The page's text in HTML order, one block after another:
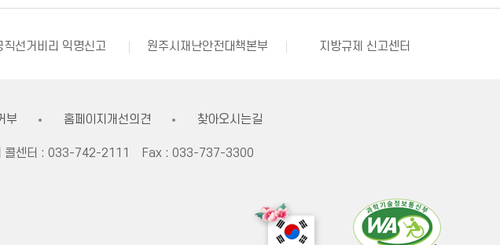
소비자24 강원창조경제혁신센터
국민재난안전포털
직선거비리 익명신고 원주시재난안전대책본부
지방규제 신고센터
부 홈페이지개선의견 찾아오시는길
콜센터 : 033-742-2111 Fax : 033-737-3300